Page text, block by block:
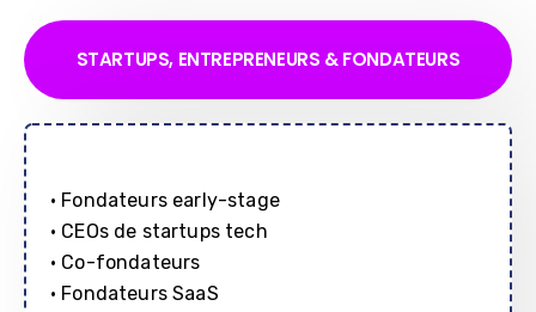
STARTUPS, ENTREPRENEURS & FONDATEURS
• Fondateurs early-stage
• CEOs de startups tech
• Co-fondateurs
• Fondateurs SaaS